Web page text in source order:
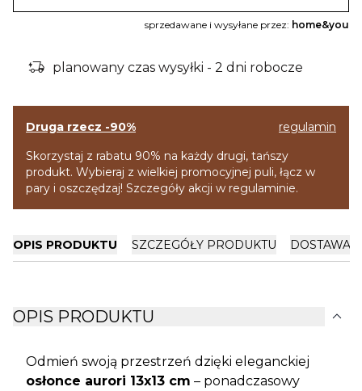
sprzedawane i wysyłane przez: home&you
delivery_truck_bolt planowany czas wysyłki - 2 dni robocze
Druga rzecz -90%
regulamin
Skorzystaj z rabatu 90% na każdy drugi, tańszy
produkt. Wybieraj z wielkiej promocyjnej puli, łącz w
pary i oszczędzaj! Szczegóły akcji w regulaminie.
OPIS PRODUKTU SZCZEGÓŁY PRODUKTU DOSTAWA
OPIS PRODUKTU expand_more
Odmień swoją przestrzeń dzięki eleganckiej
osłonce aurori 13x13 cm – ponadczasowy